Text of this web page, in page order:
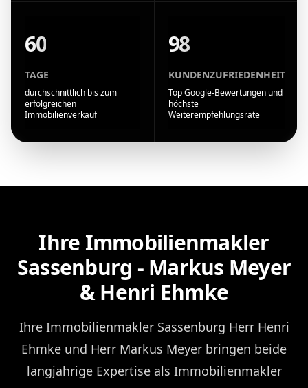
60
TAGE
durchschnittlich bis zum
erfolgreichen
Immobilienverkauf
98
KUNDENZUFRIEDENHEIT
Top Google-Bewertungen und
höchste
Weiterempfehlungsrate
Ihre Immobilienmakler
Sassenburg - Markus Meyer
& Henri Ehmke
Ihre Immobilienmakler Sassenburg Herr Henri
Ehmke und Herr Markus Meyer bringen beide
langjährige Expertise als Immobilienmakler